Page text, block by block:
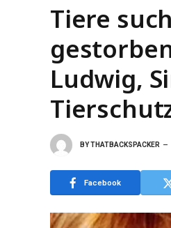
Tiere
Ludwig,
BYTHATBACKSPACKER
Facebook